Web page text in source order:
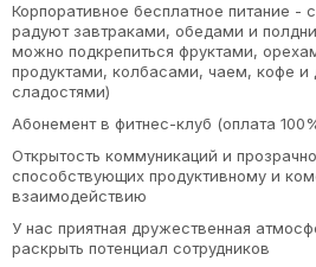
Корпоративное бесплатное питание -
радуют завтраками, обедами и
можно подкрепиться фруктами,
продуктами, колбасами, чаем, кофе и
сладостями)
Абонемент в фитнес-клуб (оплата
Открытость коммуникаций и
способствующих продуктивному и
взаимодействию
У нас приятная дружественная
раскрыть потенциал сотрудников